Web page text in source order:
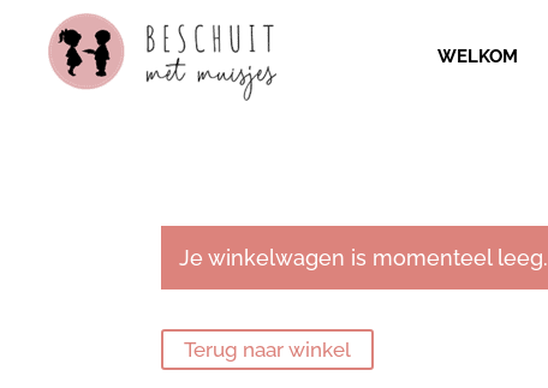
WELKOM
Je winkelwagen is momenteel leeg.
Terug naar winkel